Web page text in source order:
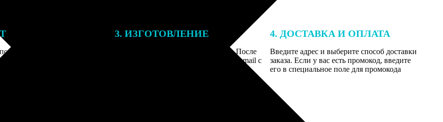
заказа к печати
могут связаться с Вами
телефону или email для
деталей.
3. ИЗГОТОВЛЕНИЕ
Оплатите заказ банковской картой. После
оплаты получите подтверждение на email с
описанием заказа. Когда отправим заказ
4. ДОСТАВКА И ОПЛАТА
Введите адрес и выберите способ доставки
заказа. Если у вас есть промокод, введите
его в специальное поле для промокода